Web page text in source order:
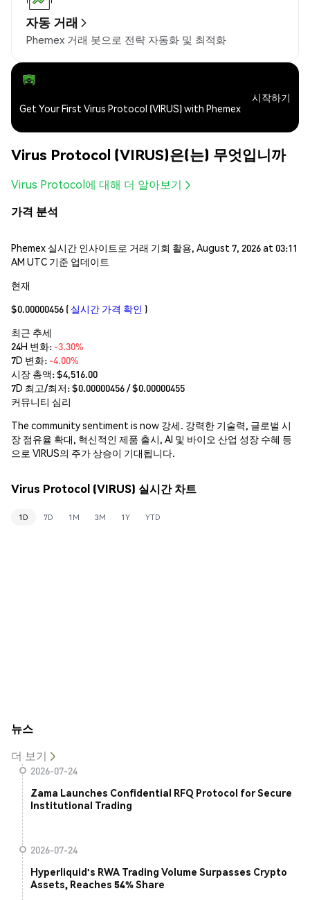
자동 거래
Phemex 거래 봇으로 전략 자동화 및 최적화
Get Your First Virus Protocol (VIRUS) with Phemex
시작하기
Virus Protocol (VIRUS)은(는) 무엇입니까
Virus Protocol에 대해 더 알아보기
가격 분석
Phemex 실시간 인사이트로 거래 기회 활용, August 7, 2026 at 03:11
AM UTC 기준 업데이트
현재
$0.00000456 ( 실시간 가격 확인 )
최근 추세
24H 변화: -3.30%
7D 변화: -4.00%
시장 총액:$4,516.00
7D 최고/최저: $0.00000456/ $0.00000455
커뮤니티 심리
The community sentiment is now 강세. 강력한 기술력, 글로벌 시
장 점유율 확대, 혁신적인 제품 출시, AI 및 바이오 산업 성장 수혜 등
으로 VIRUS의 주가 상승이 기대됩니다.
Virus Protocol (VIRUS) 실시간 차트
1D 7D 1M 3M 1Y YTD
뉴스
더 보기
2026-07-24
Zama Launches Confidential RFQ Protocol for Secure
Institutional Trading
2026-07-24
Hyperliquid's RWA Trading Volume Surpasses Crypto
Assets, Reaches 54% Share